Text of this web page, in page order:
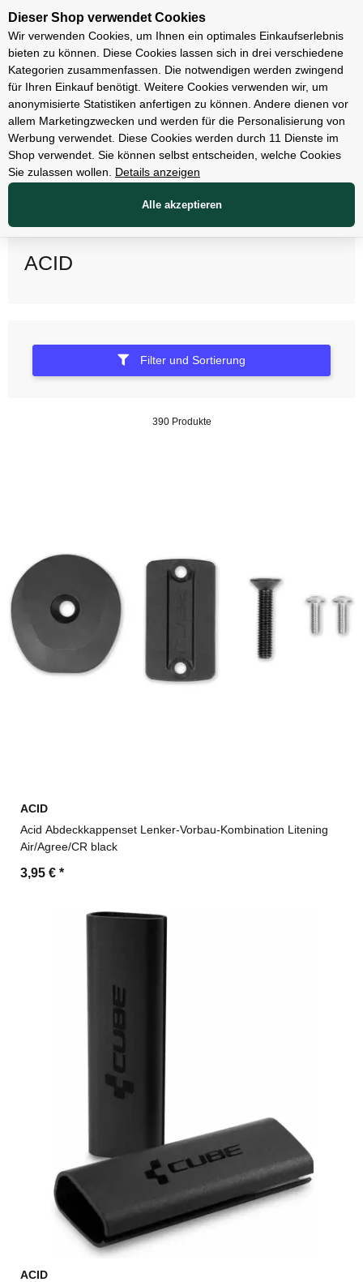
Unsere Filialen
ACID
Filter und Sortierung
390 Produkte
ACID
Acid Abdeckkappenset Lenker-Vorbau-Kombination Litening
Air/Agree/CR black
3,95 € *
ACID
Dieser Shop verwendet Cookies
Wir verwenden Cookies, um Ihnen ein optimales Einkaufserlebnis
bieten zu können. Diese Cookies lassen sich in drei verschiedene
Kategorien zusammenfassen. Die notwendigen werden zwingend
für Ihren Einkauf benötigt. Weitere Cookies verwenden wir, um
anonymisierte Statistiken anfertigen zu können. Andere dienen vor
allem Marketingzwecken und werden für die Personalisierung von
Werbung verwendet. Diese Cookies werden durch 11 Dienste im
Shop verwendet. Sie können selbst entscheiden, welche Cookies
Sie zulassen wollen.
Details anzeigen
Alle akzeptieren